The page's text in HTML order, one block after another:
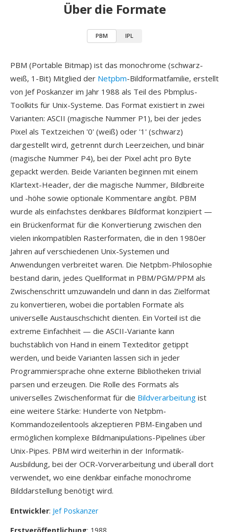
Über die Formate
PBM IPL
PBM (Portable Bitmap) ist das monochrome (schwarz-
weiß, 1-Bit) Mitglied der Netpbm-Bildformatfamilie, erstellt
von Jef Poskanzer im Jahr 1988 als Teil des Pbmplus-
Toolkits für Unix-Systeme. Das Format existiert in zwei
Varianten: ASCII (magische Nummer P1), bei der jedes
Pixel als Textzeichen '0' (weiß) oder '1' (schwarz)
dargestellt wird, getrennt durch Leerzeichen, und binär
(magische Nummer P4), bei der Pixel acht pro Byte
gepackt werden. Beide Varianten beginnen mit einem
Klartext-Header, der die magische Nummer, Bildbreite
und -höhe sowie optionale Kommentare angibt. PBM
wurde als einfachstes denkbares Bildformat konzipiert —
ein Brückenformat für die Konvertierung zwischen den
vielen inkompatiblen Rasterformaten, die in den 1980er
Jahren auf verschiedenen Unix-Systemen und
Anwendungen verbreitet waren. Die Netpbm-Philosophie
bestand darin, jedes Quellformat in PBM/PGM/PPM als
Zwischenschritt umzuwandeln und dann in das Zielformat
zu konvertieren, wobei die portablen Formate als
universelle Austauschschicht dienten. Ein Vorteil ist die
extreme Einfachheit — die ASCII-Variante kann
buchstäblich von Hand in einem Texteditor getippt
werden, und beide Varianten lassen sich in jeder
Programmiersprache ohne externe Bibliotheken trivial
parsen und erzeugen. Die Rolle des Formats als
universelles Zwischenformat für die Bildverarbeitung ist
eine weitere Stärke: Hunderte von Netpbm-
Kommandozeilentools akzeptieren PBM-Eingaben und
ermöglichen komplexe Bildmanipulations-Pipelines über
Unix-Pipes. PBM wird weiterhin in der Informatik-
Ausbildung, bei der OCR-Vorverarbeitung und überall dort
verwendet, wo eine denkbar einfache monochrome
Bilddarstellung benötigt wird.
Entwickler: Jef Poskanzer